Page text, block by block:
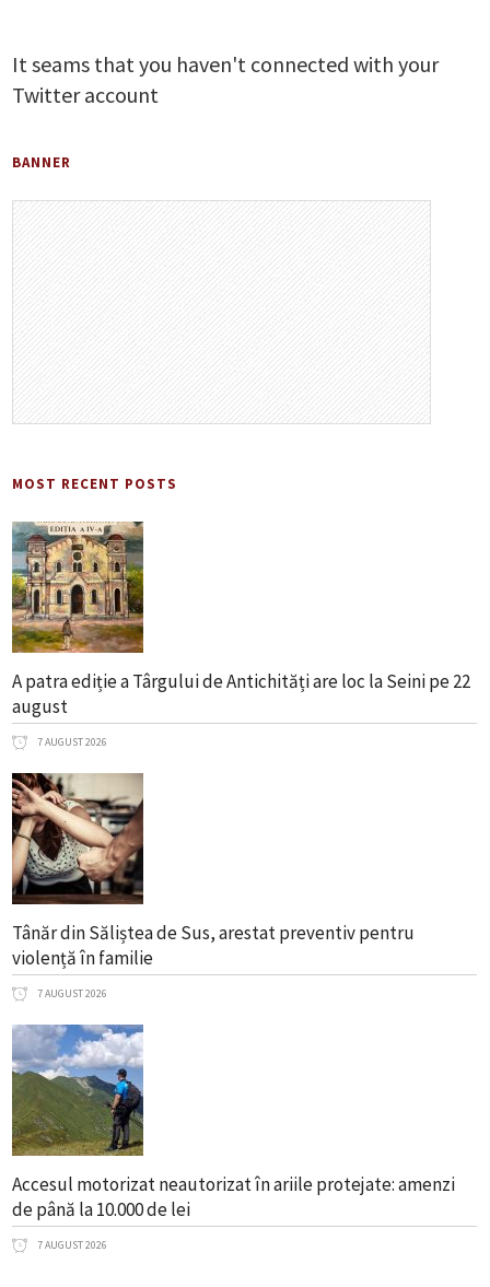
It seams that you haven't connected with your
Twitter account
BANNER
MOST RECENT POSTS
A patra ediție a Târgului de Antichități are loc la Seini pe 22
august
7 AUGUST 2026
Tânăr din Săliștea de Sus, arestat preventiv pentru
violență în familie
7 AUGUST 2026
Accesul motorizat neautorizat în ariile protejate: amenzi
de până la 10.000 de lei
7 AUGUST 2026